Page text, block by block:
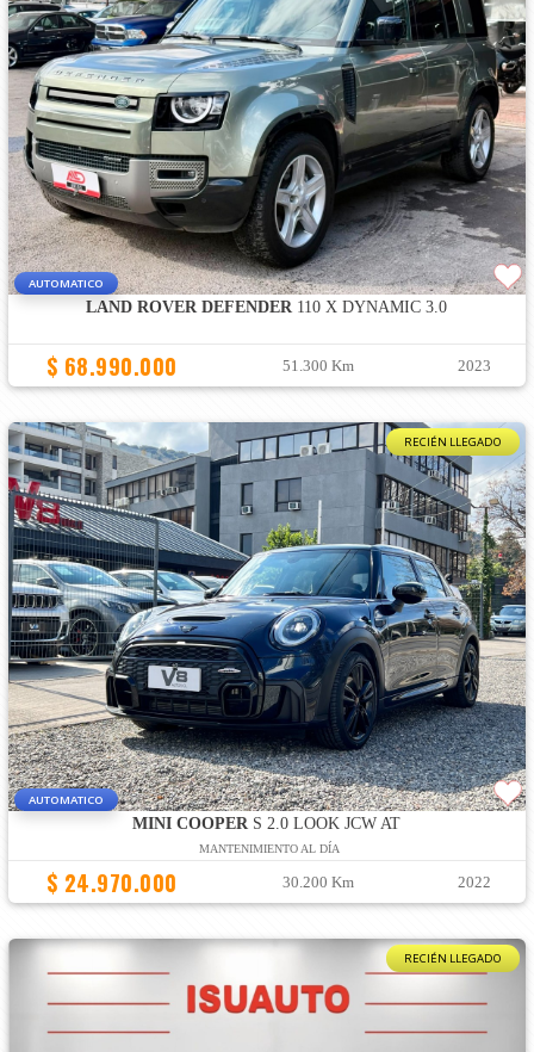
AUTOMATICO
LAND ROVER DEFENDER110 X DYNAMIC 3.0
$ 68.990.000 51.300 Km 2023
RECIÉN LLEGADO
AUTOMATICO
MINI COOPER S 2.0 LOOK JCW AT
MANTENIMIENTO AL DÍA
$ 24.970.000 30.200 Km 2022
RECIÉN LLEGADO